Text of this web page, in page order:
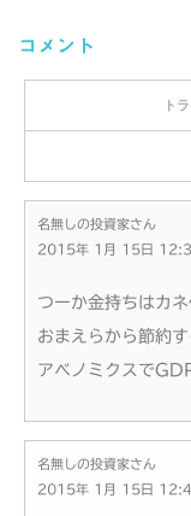
コメント
ト
名無しの投資家さん
2015年 1月 15日
つーか金持ちはカ
おまえらから節約す
アベノミクスで
名無しの投資家さん
2015年 1月 15日